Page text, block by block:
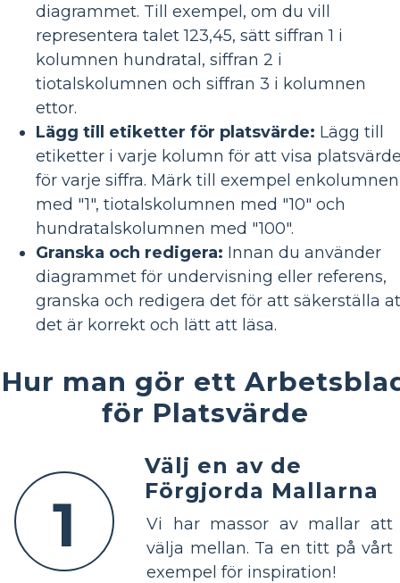
diagrammet. Till exempel, om du vill
representera talet 123,45, sätt siffran 1 i
kolumnen hundratal, siffran 2 i
tiotalskolumnen och siffran 3 i kolumnen
ettor.
Lägg till etiketter för platsvärde: Lägg till
etiketter i varje kolumn för att visa
för varje siffra. Märk till exempel enkolumnen
med "1", tiotalskolumnen med "10" och
hundratalskolumnen med "100".
Granska och redigera: Innan du använder
diagrammet för undervisning eller referens,
granska och redigera det för att säkerställa
det är korrekt och lätt att läsa.
Hur man gör ett
för Platsvärde
1
Välj en av de
Förgjorda Mallarna
Vi har massor av mallar att
välja mellan. Ta en titt på vårt
exempel för inspiration!